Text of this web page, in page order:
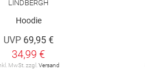
LINDBERGH
Hoodie
UVP 69,95 €
34,99 €
MwSt. zzgl.Versand